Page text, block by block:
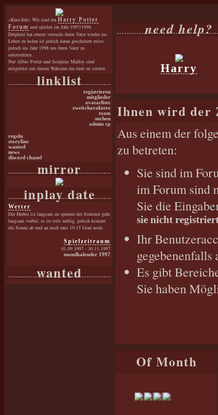
»Kurz-Info: Wir sind ein Harry Potter
Forum und spielen im Jahr 1997/1998.
Delphini hat erneut versucht ihren Vater wieder ins
Leben zu holen ist jedoch daran gescheitert reisst
jedoch ins Jahr 1998 um ihren Vater zu
unterstützen.
Nur Albus Potter und Scorpius Malfoy sind
mitgereist um diesen Wahsinn ein ende zu setzten.
linklist
registrieren
mitglieder
avatarliste
zweitcharaktere
team
suchen
admin cp
regeln
storyline
wanted
news
discord chanel
mirror
inplay date
Wetter
Der Herbst ist langsam zu spueren der Sommer geht
langsam vorbei, es ist teils neblig, jedoch kommt
die Sonne ab und an noch raus 10-15 Grad noch.
Spielzeitraum
01.09.1997 - 30.11.1997
mondkalender 1997
wanted
need help?
Harry
Ihnen wird der
Aus einem der
zu betreten:
Sie sind im
im Forum sind
Sie die
sie nicht
Ihr
Es gibt
Sie haben
Of Month